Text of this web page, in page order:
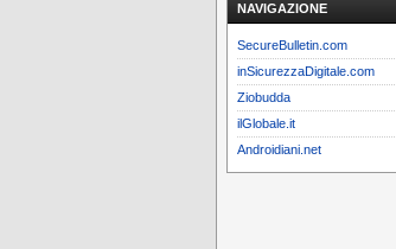
NAVIGAZIONE
SecureBulletin.com
inSicurezzaDigitale.com
Ziobudda
ilGlobale.it
Androidiani.net